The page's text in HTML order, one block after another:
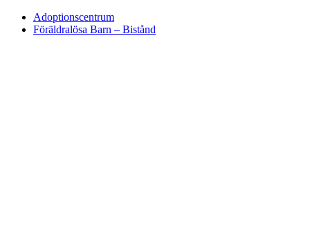
Adoptionscentrum
Föräldralösa Barn – Bistånd